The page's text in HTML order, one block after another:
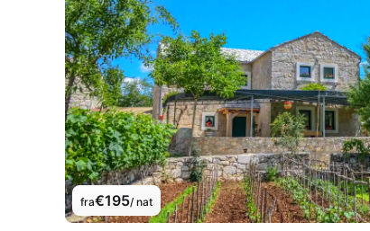
fra€195/ nat